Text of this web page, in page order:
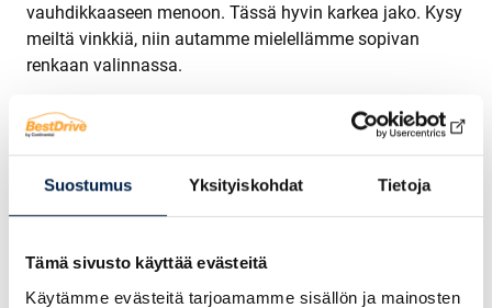
Suostumus Yksityiskohdat Tietoja
Tämä sivusto käyttää evästeitä
Käytämme evästeitä tarjoamamme sisällön ja mainosten
vauhdikkaaseen menoon. Tässä hyvin karkea jako. Kysy
meiltä vinkkiä, niin autamme mielellämme sopivan
renkaan valinnassa.
Mönkijään on mallista riippuen saatavana peltivanteita
ja alumiinivanteita. Vanteiden eri sävyillä voit tuunata
mönkkärisi mieleiseksi. Luonnollisesti meiltä onnistuu
mönkijän renkaiden ja vanteiden asennukset,
tasapainotukset katupyöriin ja allelaitto mönkijään.
Mönkijän renkaiden koot